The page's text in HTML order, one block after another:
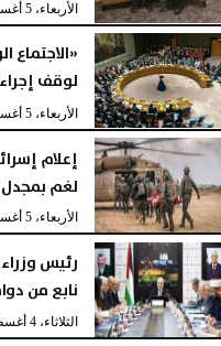
الأربعاء، 5 أغسطس 2026
«الاجتماع
لوقف
الأربعاء، 5 أغسطس 2026
إعلام
لغم
الأربعاء، 5 أغسطس 2026
رئيس
نابع من
الثلاثاء، 4 أغسطس 2026